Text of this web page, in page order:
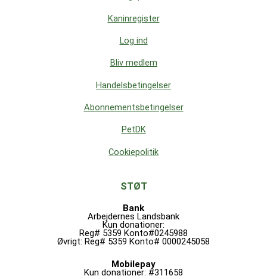
Kaninregister
Log ind
Bliv medlem
Handelsbetingelser
Abonnementsbetingelser
PetDK
Cookiepolitik
STØT
Bank
Arbejdernes Landsbank
Kun donationer:
Reg# 5359 Konto#0245988
Øvrigt: Reg# 5359 Konto# 0000245058
Mobilepay
Kun donationer: #311658